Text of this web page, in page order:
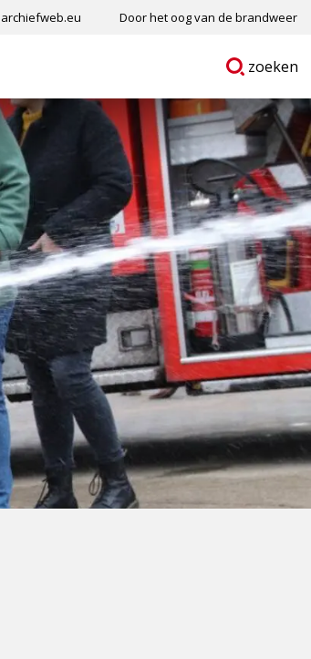
Door het oog van de brandweer
Ga
zoeken